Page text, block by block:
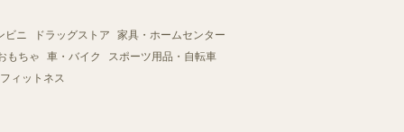
ビニ ドラッグストア
家具・ホームセンター
もちゃ
車・バイク
スポーツ用品・自転車
ィットネス